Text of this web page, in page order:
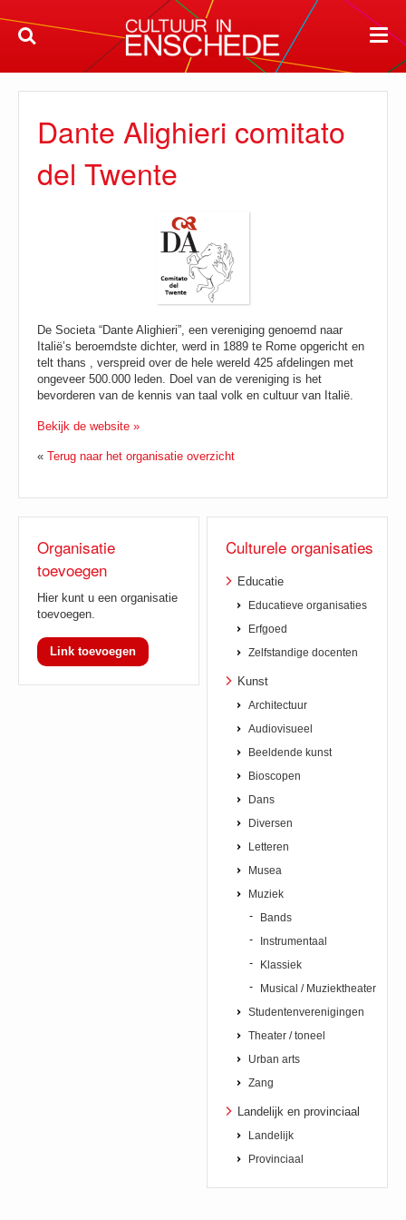
Dante Alighieri comitato
del Twente
De Societa “Dante Alighieri”, een vereniging genoemd naar
Italië’s beroemdste dichter, werd in 1889 te Rome opgericht en
telt thans , verspreid over de hele wereld 425 afdelingen met
ongeveer 500.000 leden. Doel van de vereniging is het
bevorderen van de kennis van taal volk en cultuur van Italië.
Bekijk de website »
« Terug naar het organisatie overzicht
Organisatie
toevoegen
Hier kunt u een organisatie
toevoegen.
Link toevoegen
Culturele organisaties
Educatie
Educatieve organisaties
Erfgoed
Zelfstandige docenten
Kunst
Architectuur
Audiovisueel
Beeldende kunst
Bioscopen
Dans
Diversen
Letteren
Musea
Muziek
Bands
Instrumentaal
Klassiek
Musical / Muziektheater
Studentenverenigingen
Theater / toneel
Urban arts
Zang
Landelijk en provinciaal
Landelijk
Provinciaal